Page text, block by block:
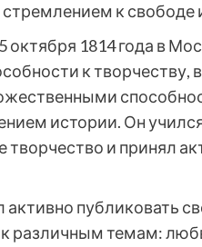
к
1814 года в
к творчеству,
истории. Он
и принял
активно публиковать
различным темам: